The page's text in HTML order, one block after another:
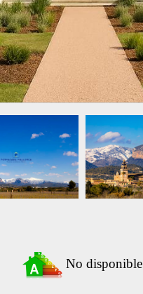
No disponible